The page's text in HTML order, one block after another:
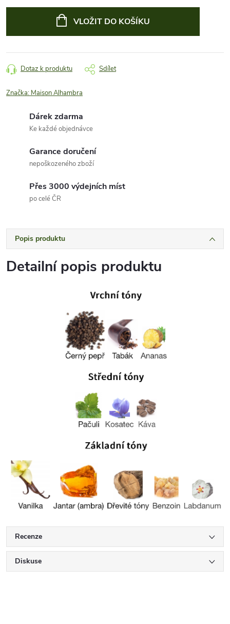
VLOŽIT DO KOŠÍKU
Dotaz k produktu Sdílet
Značka: Maison Alhambra
Dárek zdarma
Ke každé objednávce
Garance doručení
nepoškozeného zboží
Přes 3000 výdejních míst
po celé ČR
Popis produktu
Detailní popis produktu
Recenze
Diskuse